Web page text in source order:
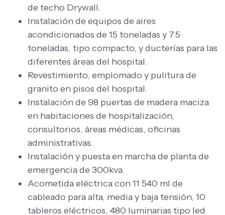
de techo Drywall.
Instalación de equipos de aires
acondicionados de 15 toneladas y 7.5
toneladas, tipo compacto, y ducterías para las
diferentes áreas del hospital.
Revestimiento, emplomado y pulitura de
granito en pisos del hospital.
Instalación de 98 puertas de madera maciza
en habitaciones de hospitalización,
consultorios, áreas médicas, oficinas
administrativas.
Instalación y puesta en marcha de planta de
emergencia de 300kva.
Acometida eléctrica con 11 540 ml de
cableado para alta, media y baja tensión, 10
tableros eléctricos, 480 luminarias tipo led